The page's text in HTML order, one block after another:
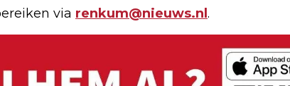
via renkum@nieuws.nl .